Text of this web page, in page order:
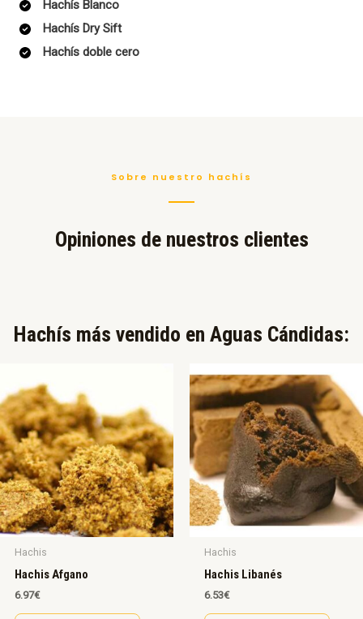
Hachís Blanco
Hachís Dry Sift
Hachís doble cero
Sobre nuestro hachís
Opiniones de nuestros clientes
Hachís más vendido en Aguas Cándidas:​
Hachis
Hachis Afgano
6.97€
Hachis
Hachis Libanés
6.53€